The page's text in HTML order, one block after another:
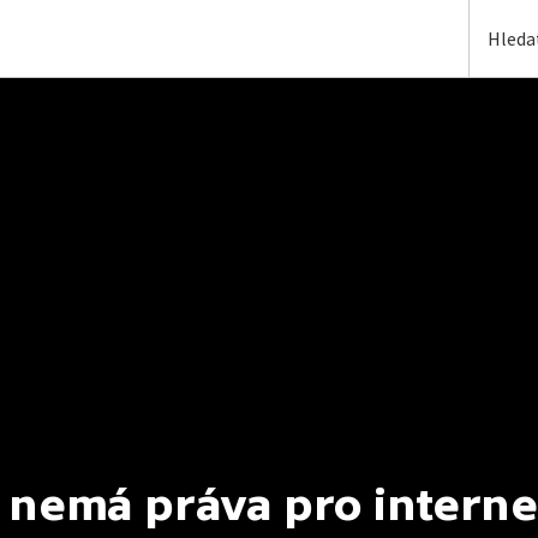
nemá práva pro